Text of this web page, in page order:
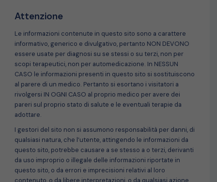
Attenzione
Le informazioni contenute in questo sito sono a carattere
informativo, generico e divulgativo, pertanto NON DEVONO
essere usate per diagnosi su se stessi o su terzi, non per
scopi terapeutici, non per automedicazione. In NESSUN
CASO le informazioni presenti in questo sito si sostituiscono
al parere di un medico. Pertanto si esortano i visitatori a
rivolgersi IN OGNI CASO al proprio medico per avere dei
pareri sul proprio stato di salute e le eventuali terapie da
adottare.
I gestori del sito non si assumono responsabilità per danni, di
qualsiasi natura, che l’utente, attingendo le informazioni da
questo sito, potrebbe causare a se stesso a o terzi, derivanti
da uso improprio o illegale delle informazioni riportate in
questo sito, o da errori e imprecisioni relativi al loro
contenuto, o da libere interpretazioni, o da qualsiasi azione